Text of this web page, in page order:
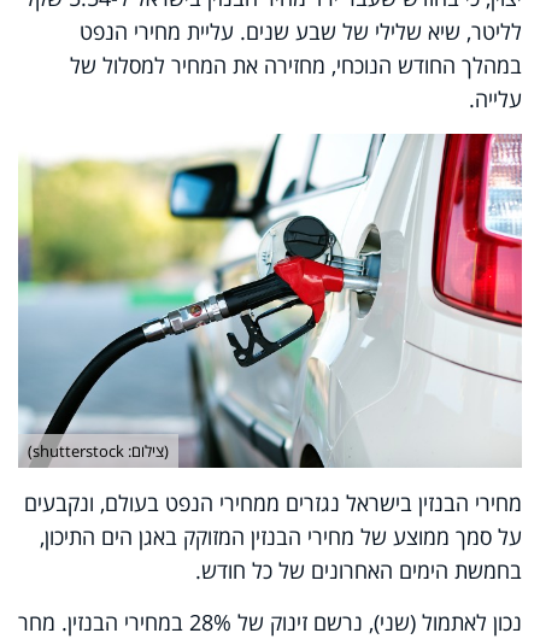
לליטר, שיא שלילי של שבע שנים. עליית מחירי הנפט
במהלך החודש הנוכחי, מחזירה את המחיר למסלול של
עלייה.
(צילום: shutterstock)
מחירי הבנזין בישראל נגזרים ממחירי הנפט בעולם, ונקבעים
על סמך ממוצע של מחירי הבנזין המזוקק באגן הים התיכון,
בחמשת הימים האחרונים של כל חודש.
נכון לאתמול (שני), נרשם זינוק של 28% במחירי הבנזין. מחר